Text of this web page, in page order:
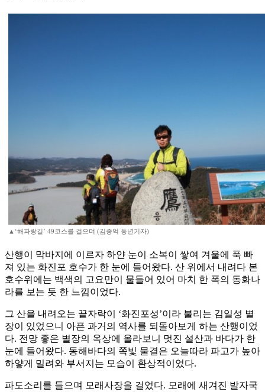
▲‘해파랑길’ 49코스를 걸으며 (김종억 동년기자)
산행이 막바지에 이르자 하얀 눈이 소복이 쌓여 겨울에 푹 빠
져 있는 화진포 호수가 한 눈에 들어왔다. 산 위에서 내려다 본
호수위에는 백색의 고요만이 물들어 있어 마치 한 폭의 동화나
라를 보는 듯 한 느낌이었다.
그 산을 내려오는 끝자락이 ‘화진포성’이라 불리는 김일성 별
장이 있었으니 아픈 과거의 역사를 되돌아보게 하는 산행이었
다. 전망 좋은 별장의 옥상에 올라보니 멋진 설산과 바다가 한
눈에 들어왔다. 동해바다의 쪽빛 물결은 오늘따라 파고가 높아
하얗게 밀려와 부서지는 모습이 환상적이었다.
파도소리를 들으며 모래사장을 걸었다. 모래에 새겨진 발자국